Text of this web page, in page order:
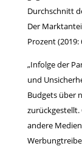
Durchschnitt
Der
Prozent (2019:
„Infolge der
und
Budgets über
andere